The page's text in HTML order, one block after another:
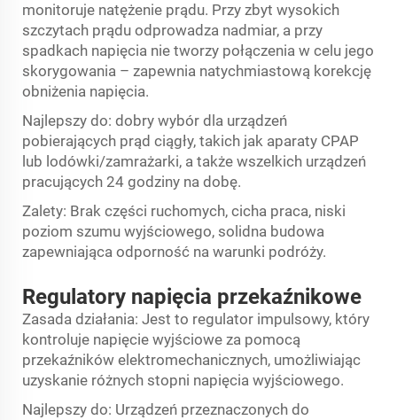
monitoruje natężenie prądu. Przy zbyt wysokich
szczytach prądu odprowadza nadmiar, a przy
spadkach napięcia nie tworzy połączenia w celu jego
skorygowania – zapewnia natychmiastową korekcję
obniżenia napięcia.
Najlepszy do: dobry wybór dla urządzeń
pobierających prąd ciągły, takich jak aparaty CPAP
lub lodówki/zamrażarki, a także wszelkich urządzeń
pracujących 24 godziny na dobę.
Zalety: Brak części ruchomych, cicha praca, niski
poziom szumu wyjściowego, solidna budowa
zapewniająca odporność na warunki podróży.
Regulatory napięcia przekaźnikowe
Zasada działania: Jest to regulator impulsowy, który
kontroluje napięcie wyjściowe za pomocą
przekaźników elektromechanicznych, umożliwiając
uzyskanie różnych stopni napięcia wyjściowego.
Najlepszy do: Urządzeń przeznaczonych do